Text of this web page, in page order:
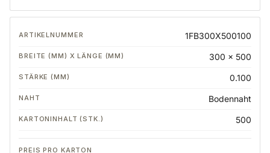
1FB300X500100
300 x 500
0.100
Bodennaht
500